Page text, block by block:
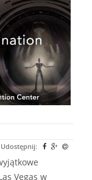
Udostępnij:
Vegas w